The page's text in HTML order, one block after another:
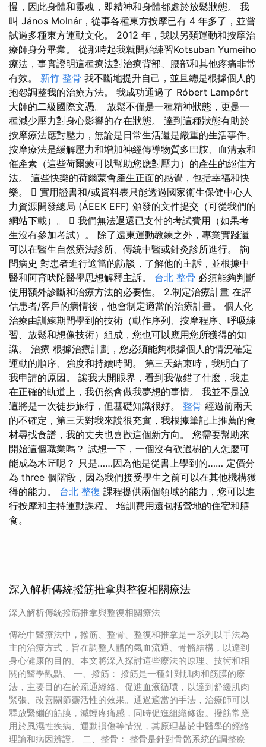
慢，因此身體和靈魂，即精神和身體都處於放鬆狀態。 我
叫 János Molnár，從事各種東方按摩已有 4 年多了，並嘗
試過多種東方運動文化。 2012 年，我以另類運動和按摩治
療師身分畢業。 從那時起我就開始練習Kotsuban Yumeiho
療法，事實證明這種療法對治療背部、腰部和其他疼痛非常
有效。 新竹 整骨 我不斷地提升自己，並且總是根據個人的
抱怨調整我的治療方法。 我成功通過了 Róbert Lampért
大師的二級國際文憑。 放鬆不僅是一種精神狀態，更是一
種減少壓力對身心影響的存在狀態。 達到這種狀態有助於
按摩療法應對壓力，無論是日常生活還是嚴重的生活事件。
按摩療法是緩解壓力和增加神經傳導物質多巴胺、血清素和
催產素（這些荷爾蒙可以幫助您應對壓力）的產生的絕佳方
法。 這些快樂的荷爾蒙會產生正面的感覺，包括幸福和快
樂。  實用證書和/或資料表只能透過國家衛生保健中心人
力資源開發總局 (ÁEEK EFF) 頒發的文件提交（可從我們的
網站下載）。  我們無法退還已支付的考試費用（如果考
生沒有參加考試）。 除了遠東運動教練之外，專業實踐還
可以在醫生自然療法診所、傳統中醫或針灸診所進行。 詢
問病史 對患者進行適當的訪談，了解他的主訴，並根據中
醫和阿育吠陀醫學思想解釋主訴。 台北 整骨 必須能夠判斷
使用額外診斷和治療方法的必要性。 2.制定治療計畫 在評
估患者/客戶的病情後，他會制定適當的治療計畫。 個人化
治療由訓練期間學到的技術（動作序列、按摩程序、呼吸練
習、放鬆和想像技術）組成，您也可以應用您所獲得的知
識。 治療 根據治療計劃，您必須能夠根據個人的情況確定
運動的順序、強度和持續時間。 第三天結束時，我明白了
我申請的原因。 讓我大開眼界，看到我做錯了什麼，我走
在正確的軌道上，我仍然會做我夢想的事情。 我並不是說
這將是一次徒步旅行，但基礎知識很好。 整骨 經過前兩天
的不確定，第三天對我來說很充實，我根據筆記上推薦的食
材尋找食譜，我的丈夫也喜歡這個新方向。 您需要幫助來
開始這個職業嗎？ 試想一下，一個沒有砍過樹的人怎麼可
能成為木匠呢？ 只是……因為他是從書上學到的…… 定價分
為 three 個階段，因為我們接受學生之前可以在其他機構獲
得的能力。 台北 整復 課程提供兩個領域的能力，您可以進
行按摩和主持運動課程。 培訓費用還包括營地的住宿和膳
食。
深入解析傳統撥筋推拿與整復相關療法
深入解析傳統撥筋推拿與整復相關療法
傳統中醫療法中，撥筋、整骨、整復和推拿是一系列以手法為
主的治療方式，旨在調整人體的氣血流通、骨骼結構，以達到
身心健康的目的。本文將深入探討這些療法的原理、技術和相
關的醫學觀點。 一、撥筋： 撥筋是一種針對肌肉和筋膜的療
法，主要目的在於疏通經絡、促進血液循環，以達到舒緩肌肉
緊張、改善關節靈活性的效果。通過適當的手法，治療師可以
釋放緊繃的筋膜，減輕疼痛感，同時促進組織修復。撥筋常應
用於風濕性疾病、運動損傷等情況，其原理基於中醫學的經絡
理論和病因辨證。 二、整骨： 整骨是針對骨骼系統的調整療